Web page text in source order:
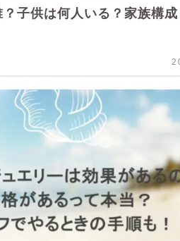
子供は何人いる？家族構成